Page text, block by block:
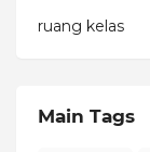
ruang kelas
Main Tags